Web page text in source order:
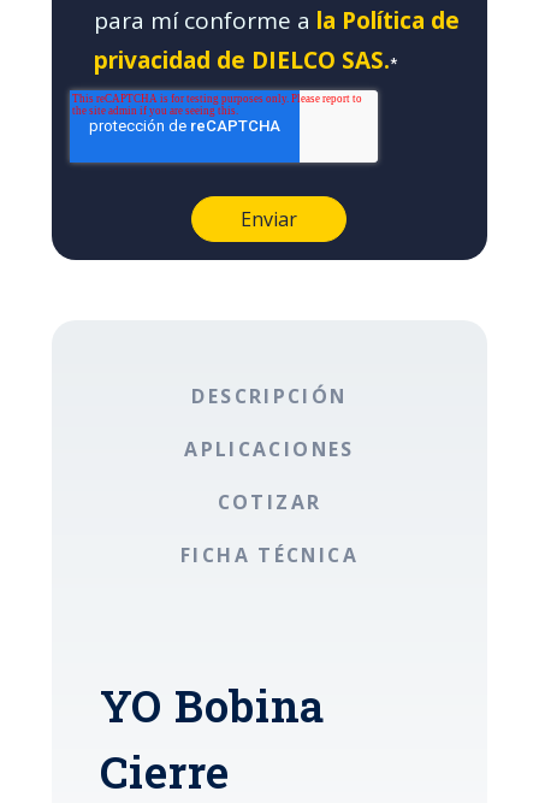
para mí conforme a la Política de
privacidad de DIELCO SAS.*
DESCRIPCIÓN
APLICACIONES
COTIZAR
FICHA TÉCNICA
YO Bobina
Cierre